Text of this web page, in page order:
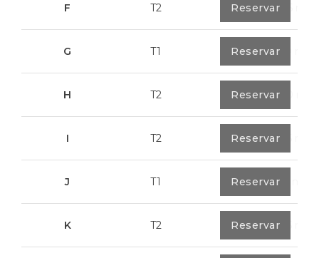
F T2 89,55 m²
Reservar
G T1 55,30 m²
Reservar
H T2 89,50 m²
Reservar
I T2 91,75 m²
Reservar
J T1 67,6 m²
Reservar
K T2 91,75 m²
Reservar